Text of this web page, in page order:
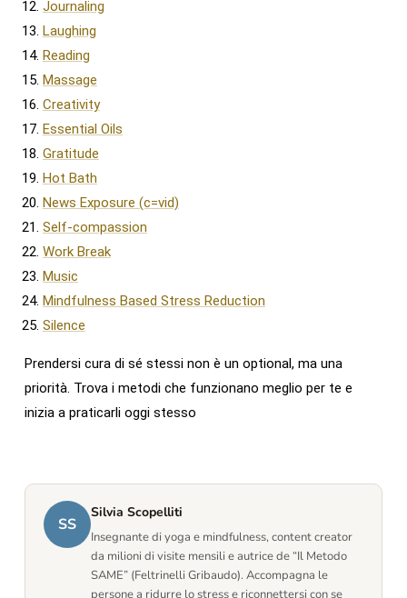
Journaling
Laughing
Reading
Massage
Creativity
Essential Oils
Gratitude
Hot Bath
News Exposure (c=vid)
Self-compassion
Work Break
Music
Mindfulness Based Stress Reduction
Silence
Prendersi cura di sé stessi non è un optional, ma una
priorità. Trova i metodi che funzionano meglio per te e
inizia a praticarli oggi stesso
SS
Silvia Scopelliti
Insegnante di yoga e mindfulness, content creator
da milioni di visite mensili e autrice de “Il Metodo
SAME” (Feltrinelli Gribaudo). Accompagna le
persone a ridurre lo stress e riconnettersi con se